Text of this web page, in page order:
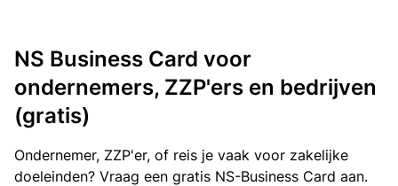
NS Business Card voor
ondernemers, ZZP'ers en bedrijven
(gratis)
Ondernemer, ZZP'er, of reis je vaak voor zakelijke
doeleinden? Vraag een gratis NS-Business Card aan.